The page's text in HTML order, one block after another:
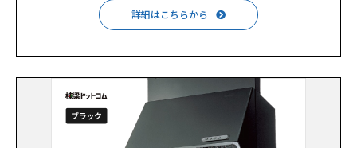
詳細はこちらから